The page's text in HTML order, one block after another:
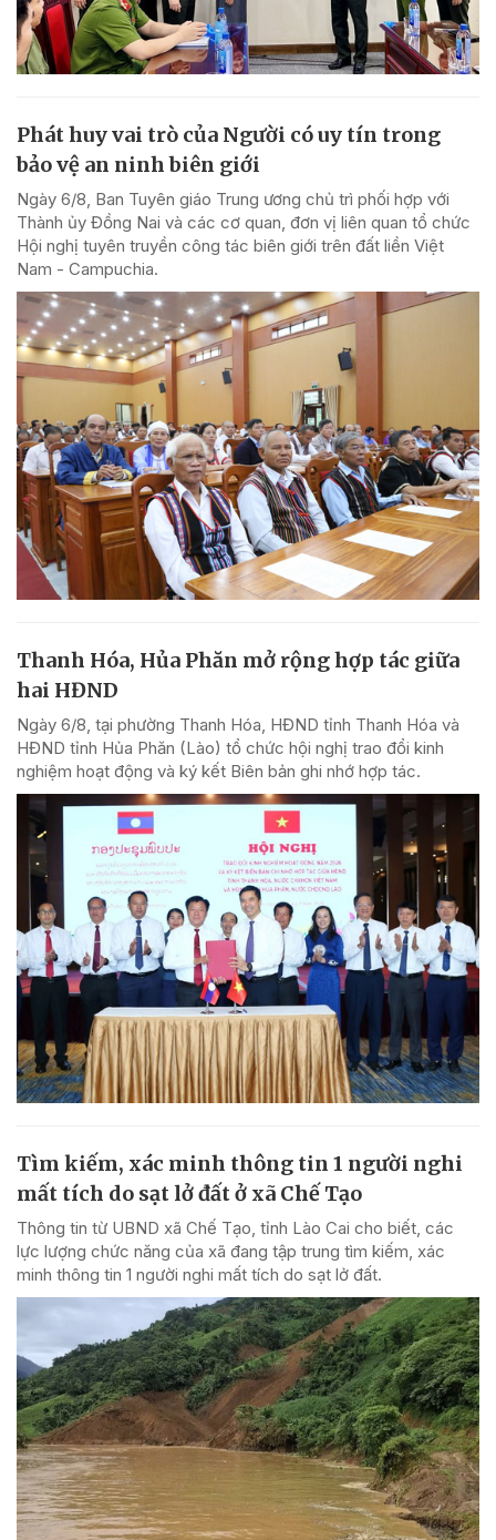
Phát huy vai trò của Người có uy tín trong
bảo vệ an ninh biên giới
Ngày 6/8, Ban Tuyên giáo Trung ương chủ trì phối hợp với
Thành ủy Đồng Nai và các cơ quan, đơn vị liên quan tổ chức
Hội nghị tuyên truyền công tác biên giới trên đất liền Việt
Nam - Campuchia.
Thanh Hóa, Hủa Phăn mở rộng hợp tác giữa
hai HĐND
Ngày 6/8, tại phường Thanh Hóa, HĐND tỉnh Thanh Hóa và
HĐND tỉnh Hủa Phăn (Lào) tổ chức hội nghị trao đổi kinh
nghiệm hoạt động và ký kết Biên bản ghi nhớ hợp tác.
Tìm kiếm, xác minh thông tin 1 người nghi
mất tích do sạt lở đất ở xã Chế Tạo
Thông tin từ UBND xã Chế Tạo, tỉnh Lào Cai cho biết, các
lực lượng chức năng của xã đang tập trung tìm kiếm, xác
minh thông tin 1 người nghi mất tích do sạt lở đất.